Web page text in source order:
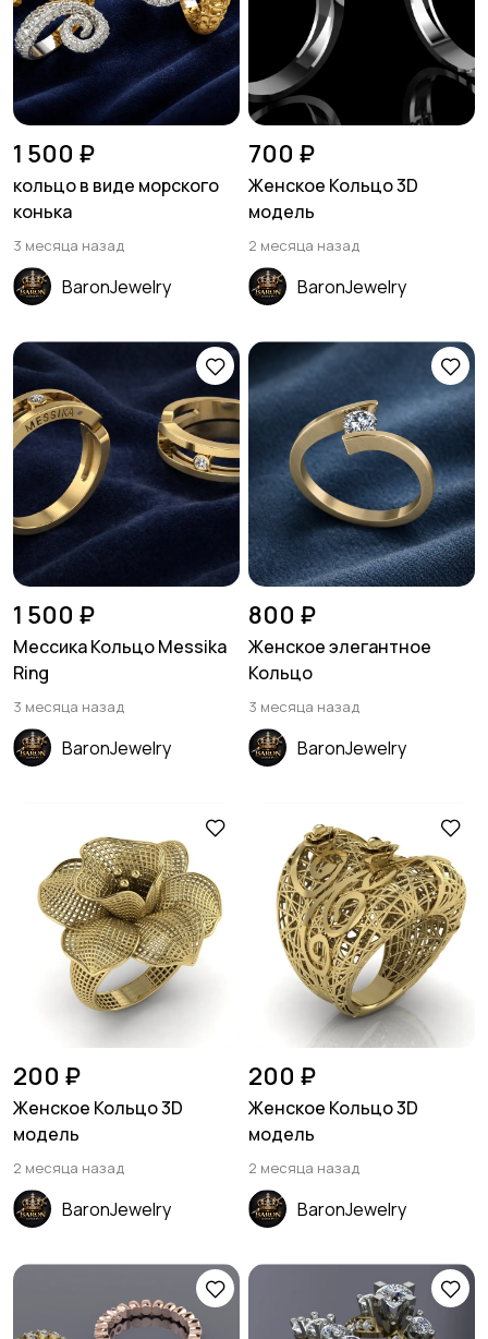
1 500 ₽
кольцо в виде морского
конька
3 месяца назад
BaronJewelry
700 ₽
Женское Кольцо 3D
модель
2 месяца назад
BaronJewelry
1 500 ₽
Мессика Кольцо Messika
Ring
3 месяца назад
BaronJewelry
800 ₽
Женское элегантное
Кольцо
3 месяца назад
BaronJewelry
200 ₽
Женское Кольцо 3D
модель
2 месяца назад
BaronJewelry
200 ₽
Женское Кольцо 3D
модель
2 месяца назад
BaronJewelry